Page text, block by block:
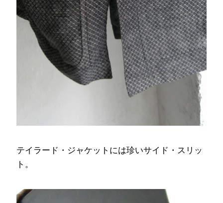
テイラード・ジャケットには珍いサイド・スリッ
ト。